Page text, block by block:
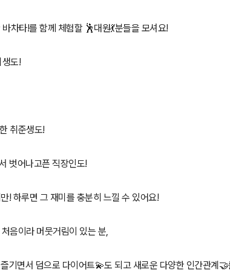
차타!를 함께 체험할 🕺대원💃분들을 모셔요!
도!
취준생도!
벗어나고픈 직장인도!
! 하루면 그 재미를 충분히 느낄 수 있어요!
음이라 머뭇거림이 있는 분,
기면서 덤으로 다이어트💫도 되고 새로운 다양한 인간관계